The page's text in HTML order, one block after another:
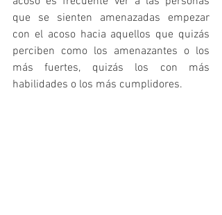
que se sienten amenazadas empezar
con el acoso hacia aquellos que quizás
perciben como los amenazantes o los
más fuertes, quizás los con más
habilidades o los más cumplidores.